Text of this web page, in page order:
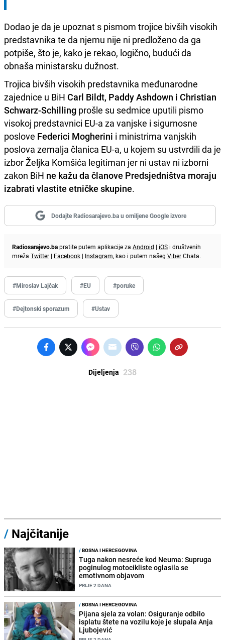
Dodao je da je upoznat s pismom trojice bivših visokih
predstavnika te da njemu nije ni predloženo da ga
potpiše, što je, kako je rekao, logično, budući da
obnaša ministarsku dužnost.
Trojica bivših visokih predstavnika međunarodne
zajednice u BiH Carl Bildt, Paddy Ashdown i Christian
Schwarz-Schilling prošle su sedmice uputili pismo
visokoj predstavnici EU-a za vanjske i sigurnosne
poslove Federici Mogherini i ministrima vanjskih
poslova zemalja članica EU-a, u kojem su ustvrdili da je
izbor Željka Komšića legitiman jer ni ustav ni izborni
zakon BiH ne kažu da članove Predsjedništva moraju
izabrati vlastite etničke skupine.
Dodajte Radiosarajevo.ba u omiljene Google izvore
Radiosarajevo.bapratite putem aplikacije za Android | iOS i društvenih
mreža Twitter | Facebook | Instagram, kao i putem našeg ViberChata.
#Miroslav Lajčak #EU #poruke
#Dejtonski sporazum #Ustav
Dijeljenja 238
/ Najčitanije
/BOSNA I HERCEGOVINA
Tuga nakon nesreće kod Neuma: Supruga
poginulog motocikliste oglasila se
emotivnom objavom
PRIJE 2 DANA
/BOSNA I HERCEGOVINA
Pijana sjela za volan: Osiguranje odbilo
isplatu štete na vozilu koje je slupala Anja
Ljubojević